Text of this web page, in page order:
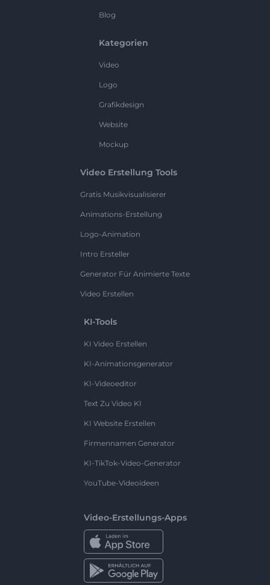
Blog
Kategorien
Video
Logo
Grafikdesign
Website
Mockup
Video Erstellung Tools
Gratis Musikvisualisierer
Animations-Erstellung
Logo-Animation
Intro Ersteller
Generator Für Animierte Texte
Video Erstellen
KI-Tools
KI Video Erstellen
KI-Animationsgenerator
KI-Videoeditor
Text Zu Video KI
KI Website Erstellen
Firmennamen Generator
KI-TikTok-Video-Generator
YouTube-Videoideen
Video-Erstellungs-Apps